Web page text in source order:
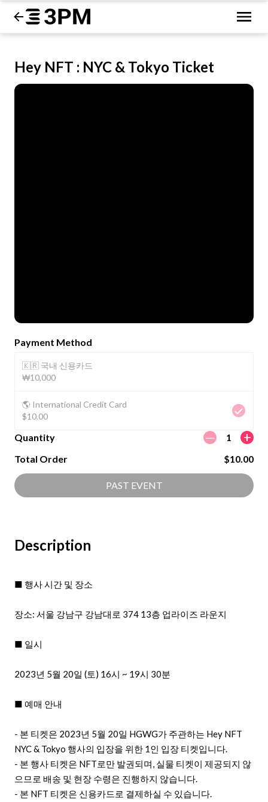
Hey NFT : NYC & Tokyo Ticket
Payment Method
🇰🇷 국내 신용카드
₩10,000
🌎 International Credit Card
$10.00
Quantity ㅡ 1 +
Total Order $10.00
PAST EVENT
Description
■ 행사 시간 및 장소
장소: 서울 강남구 강남대로 374 13층 업라이즈 라운지
■ 일시
2023년 5월 20일 (토) 16시 ~ 19시 30분
■ 예매 안내
- 본 티켓은 2023년 5월 20일 HGWG가 주관하는 Hey NFT
NYC & Tokyo 행사의 입장을 위한 1인 입장 티켓입니다.
- 본 행사 티켓은 NFT로만 발권되며, 실물 티켓이 제공되지 않
으므로 배송 및 현장 수령은 진행하지 않습니다.
- 본 NFT 티켓은 신용카드로 결제하실 수 있습니다.